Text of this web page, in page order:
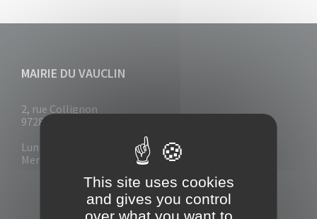
MAIRIE DU VAUCLIN
2, rue Collignon
97280 Le Vauclin
Lun - Mar : 7h30- 13h & 14h-17h
Mer-Jeu-Vend : 7h30 - 13h30
This site uses cookies
and gives you control
over what you want to